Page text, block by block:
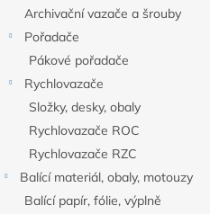
Archivační vazače a šrouby
Pořadače
Pákové pořadače
Rychlovazače
Složky, desky, obaly
Rychlovazače ROC
Rychlovazače RZC
Balící materiál, obaly, motouzy
Balící papír, fólie, výplně